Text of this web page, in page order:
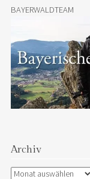
BAYERWALDTEAM
Archiv
Archiv